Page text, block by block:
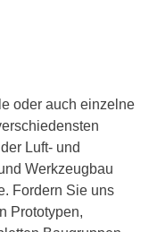
oder auch einzelne
Luft- und
Werkzeugbau
Fordern Sie uns
Prototypen,